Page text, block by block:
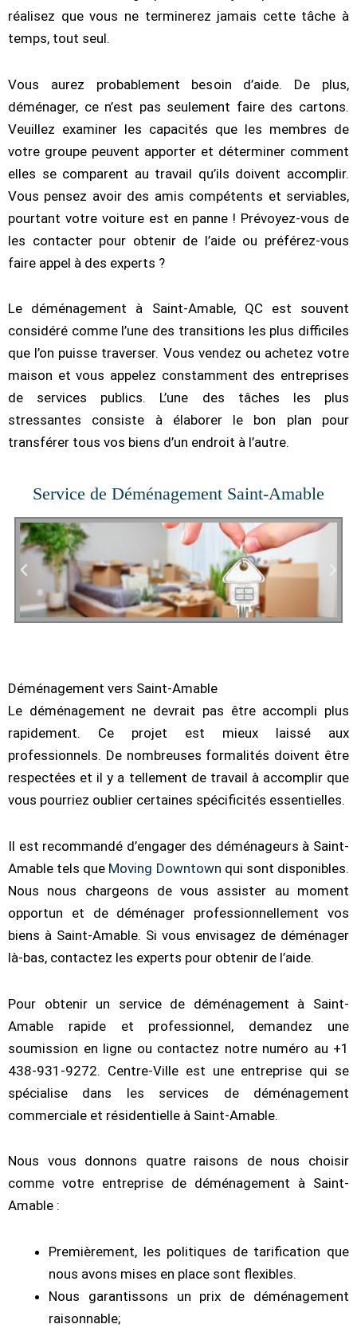
réalisez que vous ne terminerez jamais cette tâche à
temps, tout seul.
Vous aurez probablement besoin d’aide. De plus,
déménager, ce n’est pas seulement faire des cartons.
Veuillez examiner les capacités que les membres de
votre groupe peuvent apporter et déterminer comment
elles se comparent au travail qu’ils doivent accomplir.
Vous pensez avoir des amis compétents et serviables,
pourtant votre voiture est en panne ! Prévoyez-vous de
les contacter pour obtenir de l’aide ou préférez-vous
faire appel à des experts ?
Le déménagement à Saint-Amable, QC est souvent
considéré comme l’une des transitions les plus difficiles
que l’on puisse traverser. Vous vendez ou achetez votre
maison et vous appelez constamment des entreprises
de services publics. L’une des tâches les plus
stressantes consiste à élaborer le bon plan pour
transférer tous vos biens d’un endroit à l’autre.
Service de Déménagement Saint-Amable
Déménagement vers Saint-Amable
Le déménagement ne devrait pas être accompli plus
rapidement. Ce projet est mieux laissé aux
professionnels. De nombreuses formalités doivent être
respectées et il y a tellement de travail à accomplir que
vous pourriez oublier certaines spécificités essentielles.
Il est recommandé d’engager des déménageurs à Saint-
Amable tels que Moving Downtown qui sont disponibles.
Nous nous chargeons de vous assister au moment
opportun et de déménager professionnellement vos
biens à Saint-Amable. Si vous envisagez de déménager
là-bas, contactez les experts pour obtenir de l’aide.
Pour obtenir un service de déménagement à Saint-
Amable rapide et professionnel, demandez une
soumission en ligne ou contactez notre numéro au +1
438-931-9272. Centre-Ville est une entreprise qui se
spécialise dans les services de déménagement
commerciale et résidentielle à Saint-Amable.
Nous vous donnons quatre raisons de nous choisir
comme votre entreprise de déménagement à Saint-
Amable :
Premièrement, les politiques de tarification que
nous avons mises en place sont flexibles.
Nous garantissons un prix de déménagement
raisonnable;